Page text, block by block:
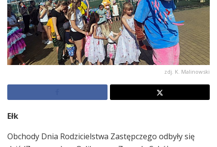
zdj. K. Malinowski
Ełk
Obchody Dnia Rodzicielstwa Zastępczego odbyły się